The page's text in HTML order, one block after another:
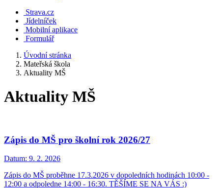
Strava.cz
Jídelníček
Mobilní aplikace
Formulář
Úvodní stránka
Mateřská škola
Aktuality MŠ
Aktuality MŠ
Zápis do MŠ pro školní rok 2026/27
Datum: 9. 2. 2026
Zápis do MŠ proběhne 17.3.2026 v dopoledních hodinách 10:00 -
12:00 a odpoledne 14:00 - 16:30. TĚŠÍME SE NA VÁS :)